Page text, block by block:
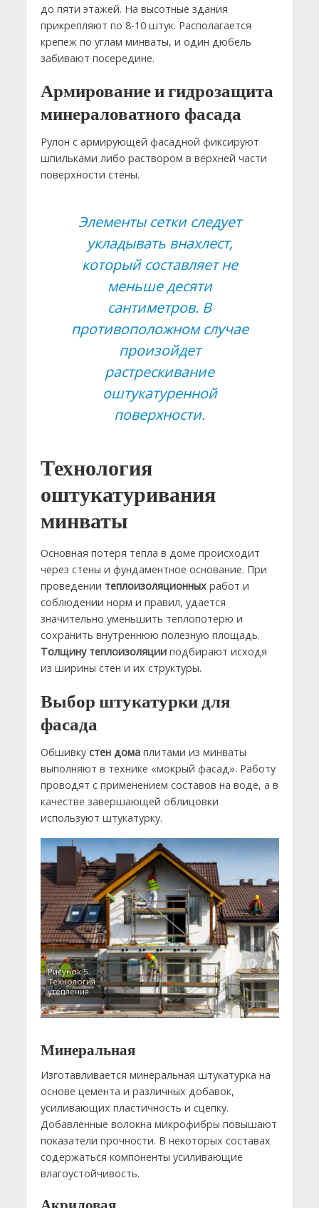
до пяти этажей. На высотные здания
прикрепляют по 8-10 штук. Располагается
крепеж по углам минваты, и один дюбель
забивают посередине.
Армирование и гидрозащита
минераловатного фасада
Рулон с армирующей фасадной фиксируют
шпильками либо раствором в верхней части
поверхности стены.
Элементы сетки следует
укладывать внахлест,
который составляет не
меньше десяти
сантиметров. В
противоположном случае
произойдет
растрескивание
оштукатуренной
поверхности.
Технология
оштукатуривания
минваты
Основная потеря тепла в доме происходит
через стены и фундаментное основание. При
проведении теплоизоляционныхработ и
соблюдении норм и правил, удается
значительно уменьшить теплопотерю и
сохранить внутреннюю полезную площадь.
Толщину теплоизоляцииподбирают исходя
из ширины стен и их структуры.
Выбор штукатурки для
фасада
Обшивку стен домаплитами из минваты
выполняют в технике «мокрый фасад». Работу
проводят с применением составов на воде, а в
качестве завершающей облицовки
используют штукатурку.
Рисунок 5.
Технология
утепления.
Минеральная
Изготавливается минеральная штукатурка на
основе цемента и различных добавок,
усиливающих пластичность и сцепку.
Добавленные волокна микрофибры повышают
показатели прочности. В некоторых составах
содержаться компоненты усиливающие
влагоустойчивость.